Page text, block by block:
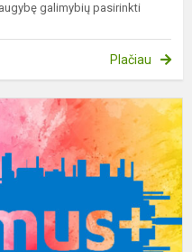
galimybių pasirinkti
Plačiau